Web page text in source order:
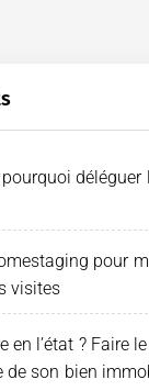
déléguer
pour
visites
en l’état ? Faire
de son bien